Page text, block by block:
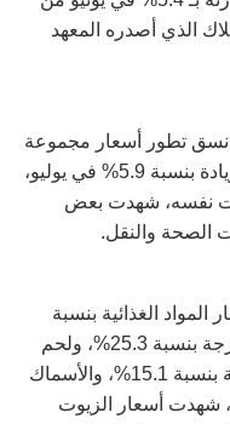
الذي أصدره المعهد
نسق تطور أسعار مجموعة
المواد الغذائية، حيث سجلت الأسعار زيادة بنسبة 5.9% في يوليو،
الوقت نفسه، شهدت بعض
الصحة والنقل.
المواد الغذائية بنسبة
5.9% نتيجة لزيادة أسعار الخضر الطازجة بنسبة 25.3%، ولحم
الضأن بنسبة 19.1%، والغلال الطازجة بنسبة 15.1%، والأسماك
أخرى، شهدت أسعار الزيوت